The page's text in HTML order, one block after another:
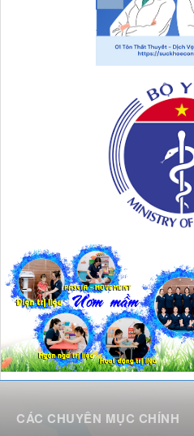
CÁC CHUYÊN MỤC CHÍNH